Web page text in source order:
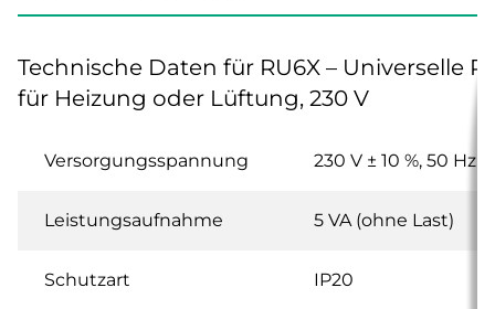
Technische Daten für RU6X – Universelle
für Heizung oder Lüftung, 230 V
Versorgungsspannung 230 V ± 10 %, 50 Hz
Leistungsaufnahme 5 VA (ohne Last)
Schutzart IP20